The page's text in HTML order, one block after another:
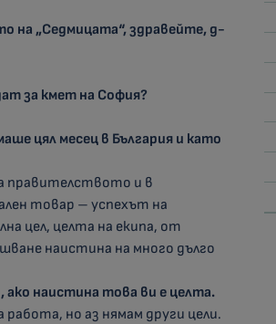
на „Седмицата“, здравейте, д-
за кмет на София?
цял месец в България и като
правителството и в
товар – успехът на
цел, целта на екипа, от
наистина на много дълго
наистина това ви е целта.
но аз нямам други цели.